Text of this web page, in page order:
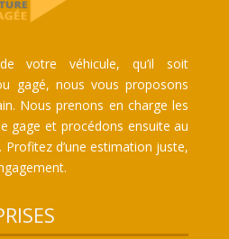
votre véhicule, qu’il soit
gagé, nous vous proposons
Nous prenons en charge les
gage et procédons ensuite au
d’une estimation juste,